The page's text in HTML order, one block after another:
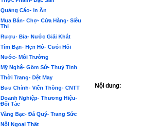
Quảng Cáo- In Ấn
Mua Bán- Chợ- Cửa Hàng- Siêu
Thị
Rượu- Bia- Nước Giải Khát
Tìm Bạn- Hẹn Hò- Cưới Hỏi
Nước- Môi Trường
Mỹ Nghệ- Gốm Sứ- Thuỷ Tinh
Thời Trang- Dệt May
Bưu Chính- Viễn Thông- CNTT
Doanh Nghiệp- Thương Hiệu-
Đối Tác
Vàng Bạc- Đá Quý- Trang Sức
Nội Ngoại Thất
Nội dung: